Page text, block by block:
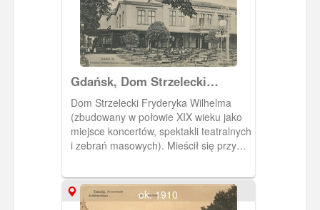
Gdańsk, Dom Strzelecki
Fryderyka Wilhelma, Friedrich
Wilhelm-Schutzenhaus
Dom Strzelecki Fryderyka Wilhelma
(zbudowany w połowie XIX wieku jako
miejsce koncertów, spektakli teatralnych
i zebrań masowych). Mieścił się przy
nieistniejącego już targowiska. Obieg
1907 r.
ok. 1910